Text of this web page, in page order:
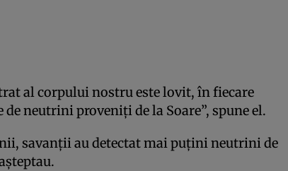
al corpului nostru este lovit, în fiecare
neutrini proveniţi de la Soare”, spune el.
savanţii au detectat mai puţini neutrini de